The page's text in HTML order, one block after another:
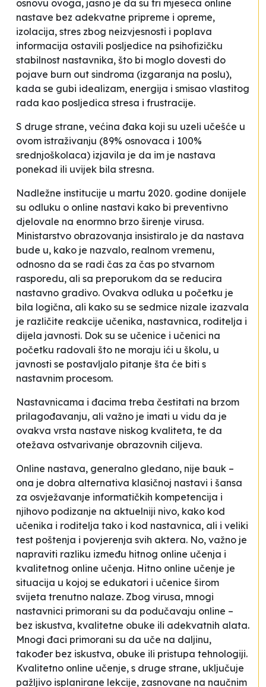
osnovu ovoga, jasno je da su tri mjeseca online
nastave bez adekvatne pripreme i opreme,
izolacija, stres zbog neizvjesnosti i poplava
informacija ostavili posljedice na psihofizičku
stabilnost nastavnika, što bi moglo dovesti do
pojave burn out sindroma (izgaranja na poslu),
kada se gubi idealizam, energija i smisao vlastitog
rada kao posljedica stresa i frustracije.
S druge strane, većina đaka koji su uzeli učešće u
ovom istraživanju (89% osnovaca i 100%
srednjoškolaca) izjavila je da im je nastava
ponekad ili uvijek bila stresna.
Nadležne institucije u martu 2020. godine donijele
su odluku o online nastavi kako bi preventivno
djelovale na enormno brzo širenje virusa.
Ministarstvo obrazovanja insistiralo je da nastava
bude u, kako je nazvalo, realnom vremenu,
odnosno da se radi čas za čas po stvarnom
rasporedu, ali sa preporukom da se reducira
nastavno gradivo. Ovakva odluka u početku je
bila logična, ali kako su se sedmice nizale izazvala
je različite reakcije učenika, nastavnica, roditelja i
dijela javnosti. Dok su se učenice i učenici na
početku radovali što ne moraju ići u školu, u
javnosti se postavljalo pitanje šta će biti s
nastavnim procesom.
Nastavnicama i đacima treba čestitati na brzom
prilagođavanju, ali važno je imati u vidu da je
ovakva vrsta nastave niskog kvaliteta, te da
otežava ostvarivanje obrazovnih ciljeva.
Online nastava, generalno gledano, nije bauk –
ona je dobra alternativa klasičnoj nastavi i šansa
za osvježavanje informatičkih kompetencija i
njihovo podizanje na aktuelniji nivo, kako kod
učenika i roditelja tako i kod nastavnica, ali i veliki
test poštenja i povjerenja svih aktera. No, važno je
napraviti razliku između hitnog online učenja i
kvalitetnog online učenja. Hitno online učenje je
situacija u kojoj se edukatori i učenice širom
svijeta trenutno nalaze. Zbog virusa, mnogi
nastavnici primorani su da podučavaju online –
bez iskustva, kvalitetne obuke ili adekvatnih alata.
Mnogi đaci primorani su da uče na daljinu,
također bez iskustva, obuke ili pristupa tehnologiji.
Kvalitetno online učenje, s druge strane, uključuje
pažljivo isplanirane lekcije, zasnovane na naučnim